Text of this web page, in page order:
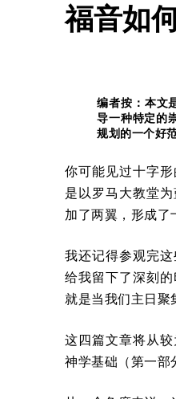
福音如
编者按：本文
导一种特定的
规划的一个好
你可能见过十字
是以罗马大教堂
加了两翼，形成了
我还记得参观完
给我留下了深刻
就是当我们主日聚
这四篇文章将从
神学基础（第一部